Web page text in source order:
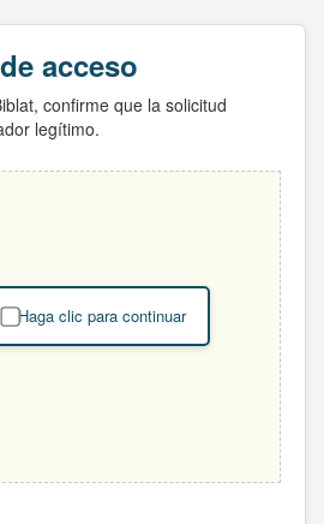
acceso
confirme que la solicitud
legítimo.
Haga clic para continuar